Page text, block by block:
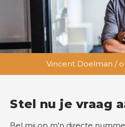
Vincent Doelman /
Stel nu je vraag